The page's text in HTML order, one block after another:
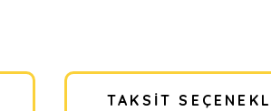
TAKSIT